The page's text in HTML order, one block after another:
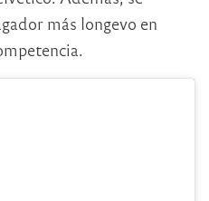
más longevo en